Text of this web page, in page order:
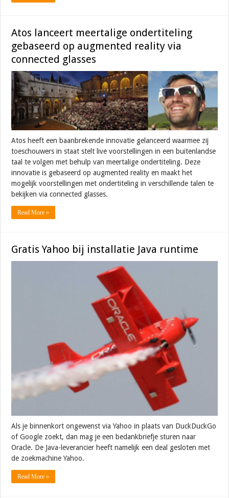
Atos lanceert meertalige ondertiteling
gebaseerd op augmented reality via
connected glasses
Atos heeft een baanbrekende innovatie gelanceerd waarmee zij
toeschouwers in staat stelt live voorstellingen in een buitenlandse
taal te volgen met behulp van meertalige ondertiteling. Deze
innovatie is gebaseerd op augmented reality en maakt het
mogelijk voorstellingen met ondertiteling in verschillende talen te
bekijken via connected glasses.
Read More »
Gratis Yahoo bij installatie Java runtime
Als je binnenkort ongewenst via Yahoo in plaats van DuckDuckGo
of Google zoekt, dan mag je een bedankbriefje sturen naar
Oracle. De Java-leverancier heeft namelijk een deal gesloten met
de zoekmachine Yahoo.
Read More »